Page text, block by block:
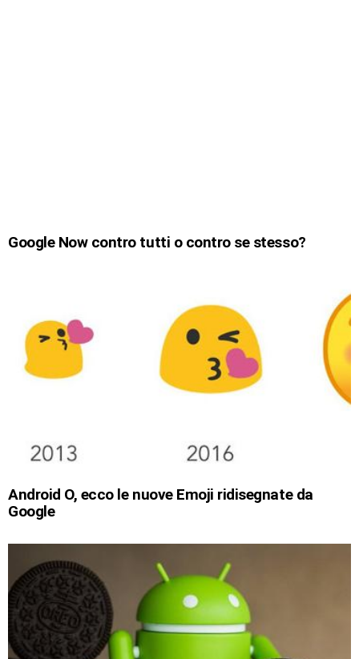
Google Now contro tutti o contro se stesso?
Android O, ecco le nuove Emoji ridisegnate da
Google